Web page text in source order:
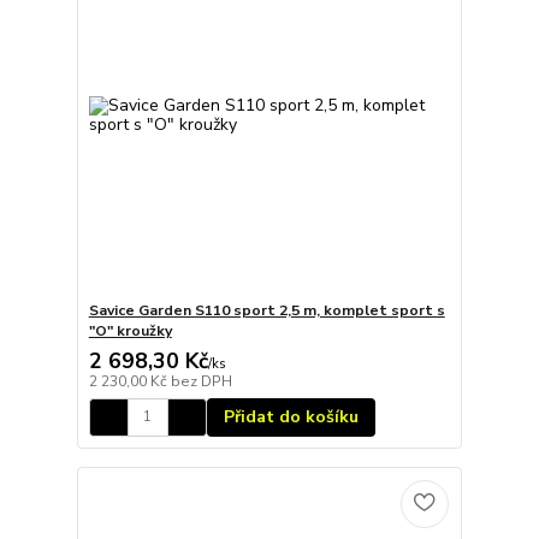
Savice Garden S110 sport 2,5 m, komplet sport s
"O" kroužky
2 698,30 Kč/ks
2 230,00 Kč bez DPH
Přidat do košíku